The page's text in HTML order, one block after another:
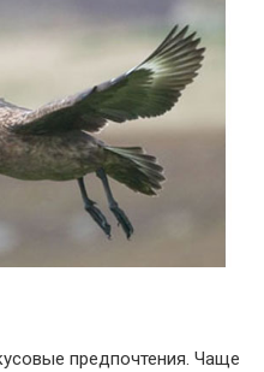
предпочтения. Чаще